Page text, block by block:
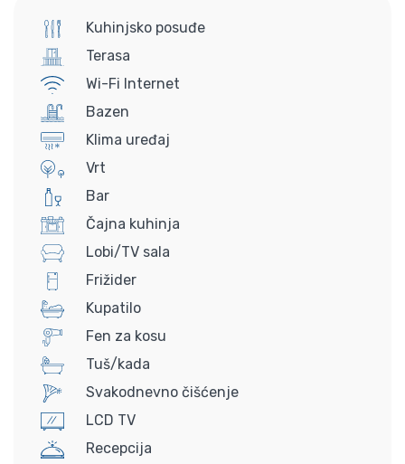
Kuhinjsko posuđe
Terasa
Wi-Fi Internet
Bazen
Klima uređaj
Vrt
Bar
Čajna kuhinja
Lobi/TV sala
Frižider
Kupatilo
Fen za kosu
Tuš/kada
Svakodnevno čišćenje
LCD TV
Recepcija